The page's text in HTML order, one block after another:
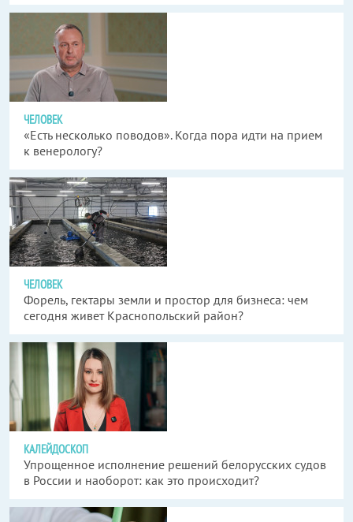
ЧЕЛОВЕК
«Есть несколько поводов». Когда пора идти на прием
к венерологу?
ЧЕЛОВЕК
Форель, гектары земли и простор для бизнеса: чем
сегодня живет Краснопольский район?
КАЛЕЙДОСКОП
Упрощенное исполнение решений белорусских судов
в России и наоборот: как это происходит?